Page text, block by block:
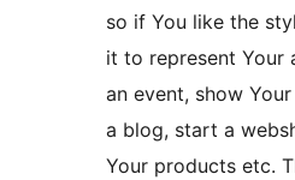
so if You like the
it to represent Your
an event, show
a blog, start a
Your products etc.